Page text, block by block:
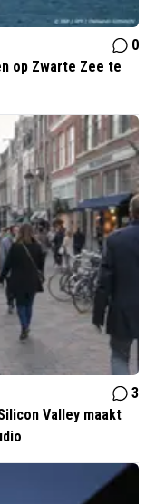
0
op Zwarte Zee te
3
Valley maakt